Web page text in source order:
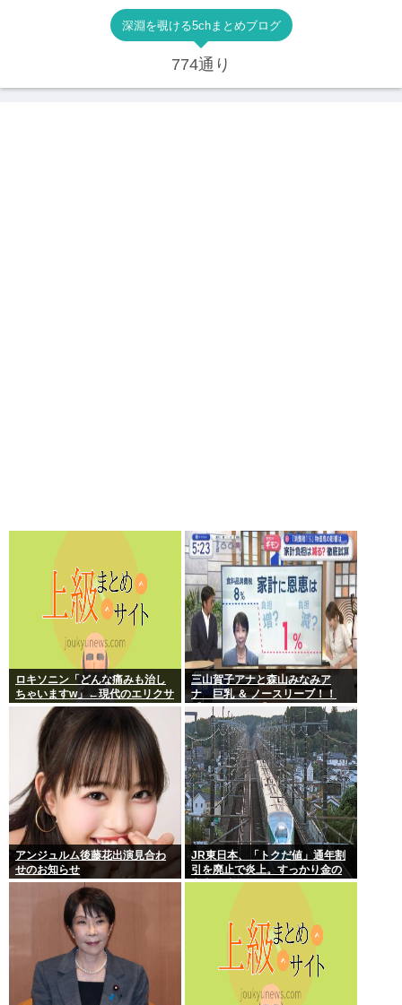
深淵を覗ける5chまとめブログ
774通り
ロキソニン「どんな痛みも治し
ちゃいますw」←現代のエリクサ
ーやろ…
三山賀子アナと森山みなみア
ナ 巨乳 ＆ ノースリーブ！！
【GIF動画あり】
アンジュルム後藤花出演見合わ
せのお知らせ
JR東日本、「トクだ値」通年割
引を廃止で炎上。すっかり金の
亡者と成り下がったな